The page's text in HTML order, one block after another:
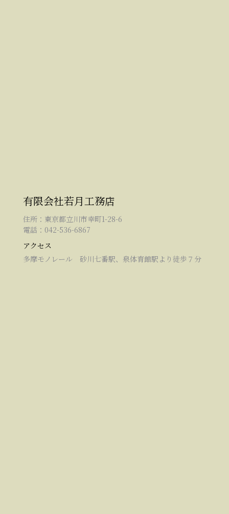
有限会社若月工務店
住所：東京都立川市幸町1-28-6
電話：042-536-6867
アクセス
多摩モノレール 砂川七番駅、泉体育館駅より徒歩７分